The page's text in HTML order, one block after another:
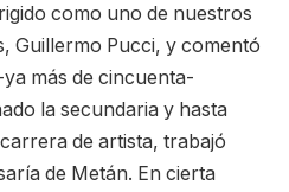
como uno de nuestros
Guillermo Pucci, y comentó
más de cincuenta-
la secundaria y hasta
de artista, trabajó
de Metán. En cierta